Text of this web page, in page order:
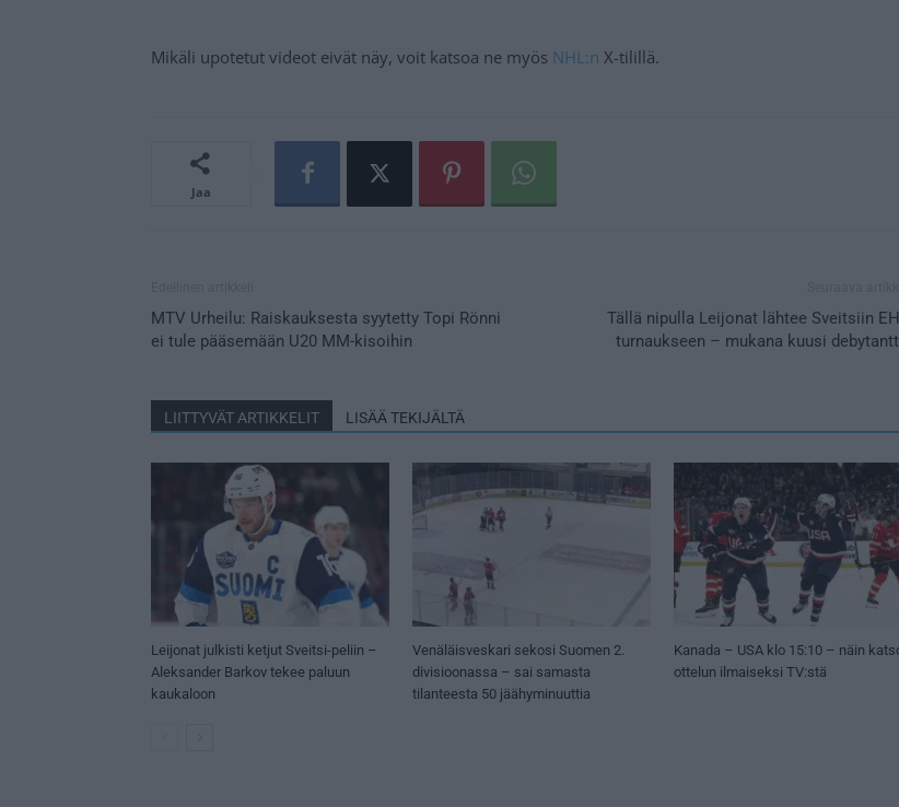
Mikäli upotetut videot eivät näy, voit katsoa ne myös NHL:n X-tilillä.
Jaa
MTV Urheilu: Raiskauksesta syytetty Topi Rönni
ei tule pääsemään U20 MM-kisoihin
Tällä nipulla Leijonat lähtee Sveitsiin
turnaukseen – mukana kuusi
LIITTYVÄT ARTIKKELIT LISÄÄ TEKIJÄLTÄ
Leijonat julkisti ketjut Sveitsi-peliin –
Aleksander Barkov tekee paluun
kaukaloon
Venäläisveskari sekosi Suomen 2.
divisioonassa – sai samasta
tilanteesta 50 jäähyminuuttia
Kanada – USA klo 15:10 – näin
ottelun ilmaiseksi TV:stä